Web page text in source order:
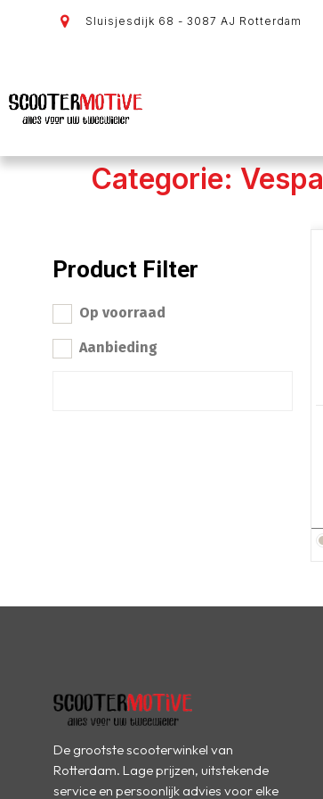
Sluisjesdijk 68 - 3087 AJ Rotterdam
Categorie:
Product Filter
Op voorraad
Aanbieding
De grootste scooterwinkel van
Rotterdam. Lage prijzen, uitstekende
service en persoonlijk advies voor elke